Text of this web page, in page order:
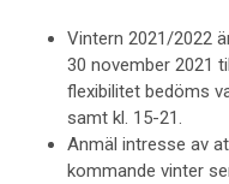
Vintern 2021/2022
30 november 2021
flexibilitet bedöms
samt kl. 15-21.
Anmäl intresse av
kommande vinter